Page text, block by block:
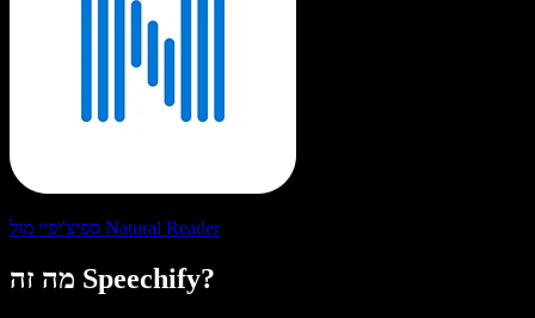
ספיצ'יפיי מול Natural Reader
מה זה Speechify?